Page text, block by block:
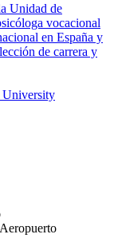
Unidad de
vocacional
en España y
de carrera y
University